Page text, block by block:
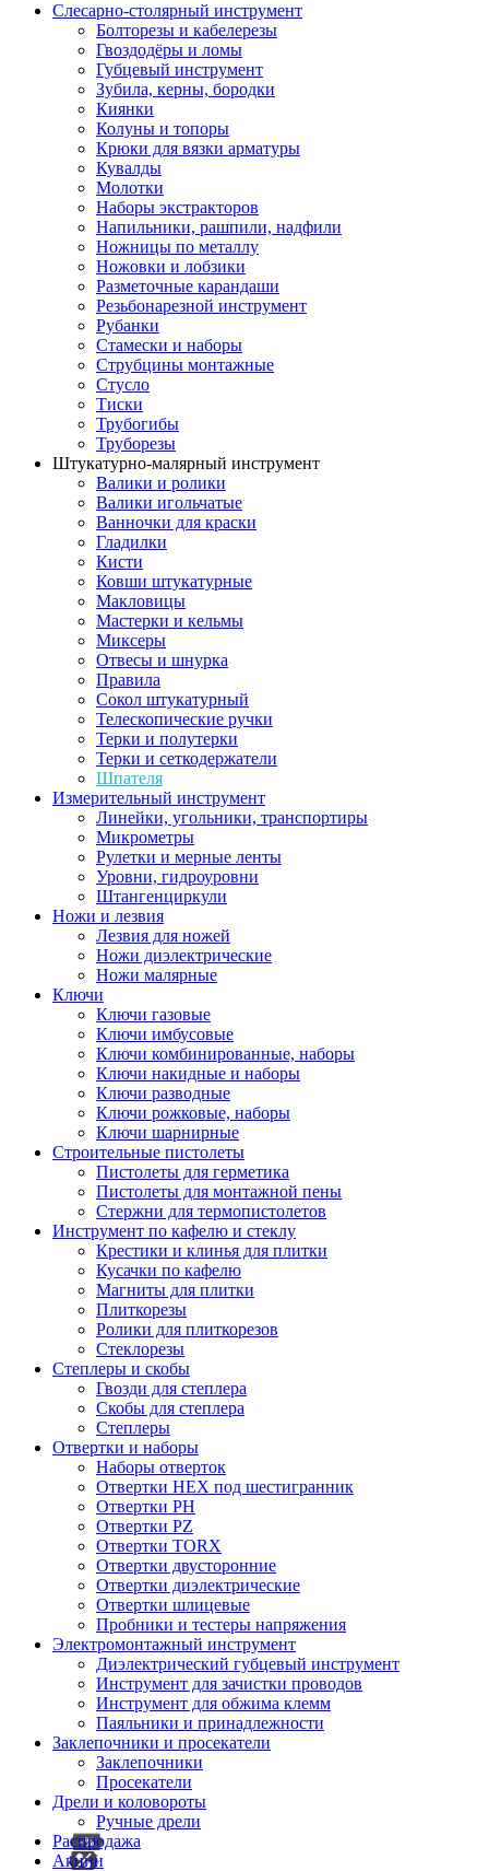
Слесарно-столярный инструмент
Болторезы и кабелерезы
Гвоздодёры и ломы
Губцевый инструмент
Зубила, керны, бородки
Киянки
Колуны и топоры
Крюки для вязки арматуры
Кувалды
Молотки
Наборы экстракторов
Напильники, рашпили, надфили
Ножницы по металлу
Ножовки и лобзики
Разметочные карандаши
Резьбонарезной инструмент
Рубанки
Стамески и наборы
Струбцины монтажные
Стусло
Тиски
Трубогибы
Труборезы
Штукатурно-малярный инструмент
Валики и ролики
Валики игольчатые
Ванночки для краски
Гладилки
Кисти
Ковши штукатурные
Макловицы
Мастерки и кельмы
Миксеры
Отвесы и шнурка
Правила
Сокол штукатурный
Телескопические ручки
Терки и полутерки
Терки и сеткодержатели
Шпателя
Измерительный инструмент
Линейки, угольники, транспортиры
Микрометры
Рулетки и мерные ленты
Уровни, гидроуровни
Штангенциркули
Ножи и лезвия
Лезвия для ножей
Ножи диэлектрические
Ножи малярные
Ключи
Ключи газовые
Ключи имбусовые
Ключи комбинированные, наборы
Ключи накидные и наборы
Ключи разводные
Ключи рожковые, наборы
Ключи шарнирные
Строительные пистолеты
Пистолеты для герметика
Пистолеты для монтажной пены
Стержни для термопистолетов
Инструмент по кафелю и стеклу
Крестики и клинья для плитки
Кусачки по кафелю
Магниты для плитки
Плиткорезы
Ролики для плиткорезов
Стеклорезы
Степлеры и скобы
Гвозди для степлера
Скобы для степлера
Степлеры
Отвертки и наборы
Наборы отверток
Отвертки HEX под шестигранник
Отвертки PH
Отвертки PZ
Отвертки TORX
Отвертки двусторонние
Отвертки диэлектрические
Отвертки шлицевые
Пробники и тестеры напряжения
Электромонтажный инструмент
Диэлектрический губцевый инструмент
Инструмент для зачистки проводов
Инструмент для обжима клемм
Паяльники и принадлежности
Заклепочники и просекатели
Заклепочники
Просекатели
Дрели и коловороты
Ручные дрели
Распродажа
Акции